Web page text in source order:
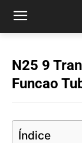
N25 9
Funcao
Índice